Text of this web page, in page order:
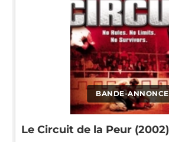
BANDE-ANNONCE
Le Circuit de la Peur (2002)